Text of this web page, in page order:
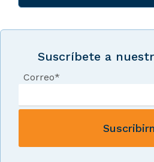
Suscríbete a
Correo*